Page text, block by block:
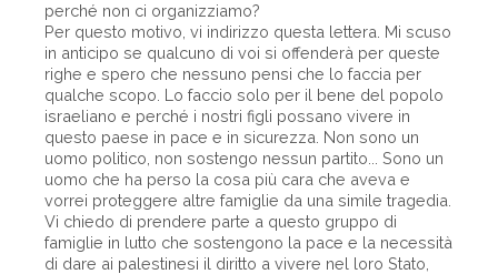
perché non ci organizziamo?
Per questo motivo, vi indirizzo questa lettera. Mi scuso
in anticipo se qualcuno di voi si offenderà per queste
righe e spero che nessuno pensi che lo faccia per
qualche scopo. Lo faccio solo per il bene del popolo
israeliano e perché i nostri figli possano vivere in
questo paese in pace e in sicurezza. Non sono un
uomo politico, non sostengo nessun partito... Sono un
uomo che ha perso la cosa più cara che aveva e
vorrei proteggere altre famiglie da una simile tragedia.
Vi chiedo di prendere parte a questo gruppo di
famiglie in lutto che sostengono la pace e la necessità
di dare ai palestinesi il diritto a vivere nel loro Stato,